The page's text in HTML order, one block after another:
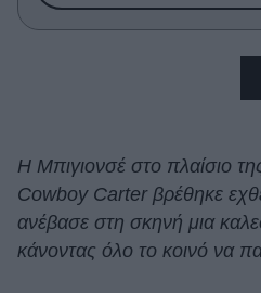
Ζώδια
Cooking
Green
Αφιερώματα
Η Μπιγιονσέ στο πλαίσιο
Cowboy Carter βρέθηκε
ανέβασε στη σκηνή μια
κάνοντας όλο το κοινό να